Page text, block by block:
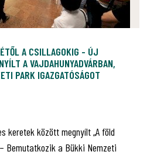
A CSILLAGOKIG - ÚJ
A VAJDAHUNYADVÁRBAN,
PARK IGAZGATÓSÁGOT
keretek között megnyílt „A föld
Bemutatkozik a Bükki Nemzeti